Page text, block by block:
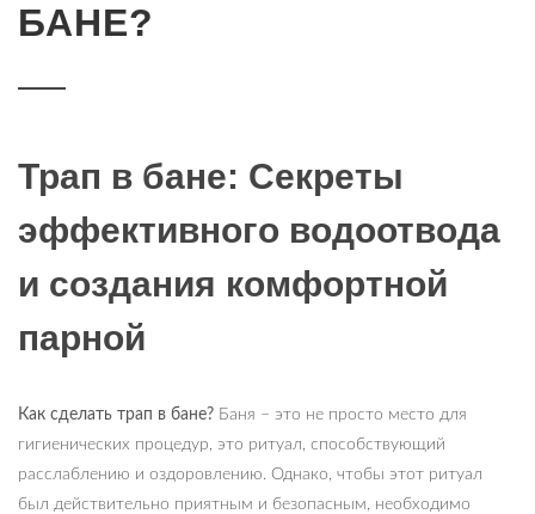
БАНЕ?
Трап в бане: Секреты
эффективного водоотвода
и создания комфортной
парной
Как сделать трап в бане? Баня – это не просто место для
гигиенических процедур, это ритуал, способствующий
расслаблению и оздоровлению. Однако, чтобы этот ритуал
был действительно приятным и безопасным, необходимо